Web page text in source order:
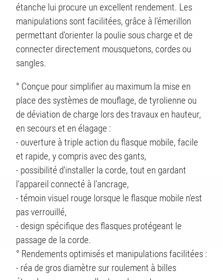
étanche lui procure un excellent rendement. Les
manipulations sont facilitées, grâce à l'émerillon
permettant d'orienter la poulie sous charge et de
connecter directement mousquetons, cordes ou
sangles.
° Conçue pour simplifier au maximum la mise en
place des systèmes de mouflage, de tyrolienne ou
de déviation de charge lors des travaux en hauteur,
en secours et en élagage :
- ouverture à triple action du flasque mobile, facile
et rapide, y compris avec des gants,
- possibilité d'installer la corde, tout en gardant
l'appareil connecté à l'ancrage,
- témoin visuel rouge lorsque le flasque mobile n'est
pas verrouillé,
- design spécifique des flasques protégeant le
passage de la corde.
° Rendements optimisés et manipulations facilitées :
- réa de gros diamètre sur roulement à billes